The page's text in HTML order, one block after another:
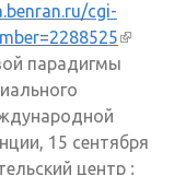
cgi-
парадигмы
15 сентября
центр ;